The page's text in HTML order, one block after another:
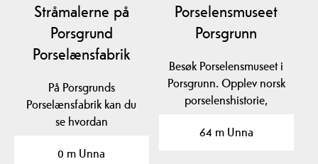
Stråmalerne på
Porsgrund
Porselænsfabrik
På Porsgrunds
Porselænsfabrik kan du
se hvordan
dekorerer porselen,…
0 m Unna
Porselensmuseet
Porsgrunn
Besøk Porselensmuseet i
Porsgrunn. Opplev norsk
porselenshistorie,
64 m Unna